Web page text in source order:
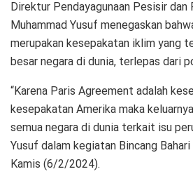
Direktur Pendayagunaan Pesisir dan
Muhammad Yusuf menegaskan
merupakan kesepakatan iklim yang
besar negara di dunia, terlepas dari
“Karena Paris Agreement adalah
kesepakatan Amerika maka
semua negara di dunia terkait isu
Yusuf dalam kegiatan Bincang
Kamis (6/2/2024).